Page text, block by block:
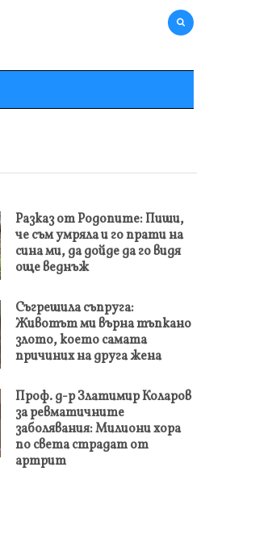
Разказ от Родопите: Пиши,
че съм умряла и го прати на
сина ми, да дойде да го видя
още веднъж
Съгрешила съпруга:
Животът ми върна тъпкано
злото, което самата
причиних на друга жена
Проф. д-р Златимир Коларов
за ревматичните
заболявания: Милиони хора
по света страдат от
артрит